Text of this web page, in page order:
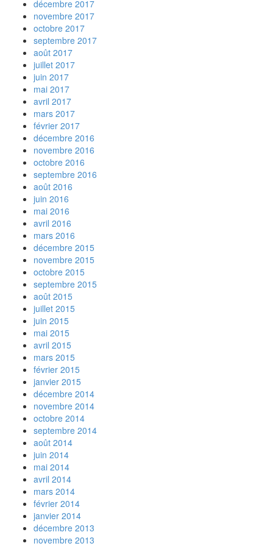
décembre 2017
novembre 2017
octobre 2017
septembre 2017
août 2017
juillet 2017
juin 2017
mai 2017
avril 2017
mars 2017
février 2017
décembre 2016
novembre 2016
octobre 2016
septembre 2016
août 2016
juin 2016
mai 2016
avril 2016
mars 2016
décembre 2015
novembre 2015
octobre 2015
septembre 2015
août 2015
juillet 2015
juin 2015
mai 2015
avril 2015
mars 2015
février 2015
janvier 2015
décembre 2014
novembre 2014
octobre 2014
septembre 2014
août 2014
juin 2014
mai 2014
avril 2014
mars 2014
février 2014
janvier 2014
décembre 2013
novembre 2013